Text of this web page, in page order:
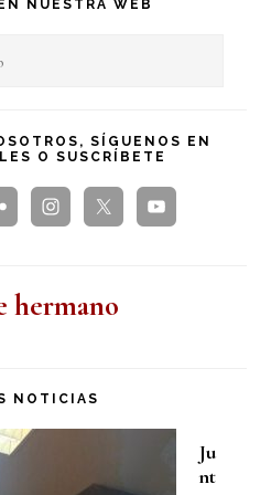
NUESTRA WEB
SÍGUENOS EN
O SUSCRÍBETE
hermano
NOTICIAS
Ju
nt